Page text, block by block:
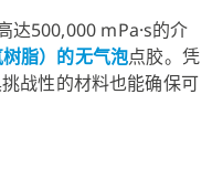
达500,000 mPa·s的介
树脂）的无气泡点胶。凭
战性的材料也能确保可